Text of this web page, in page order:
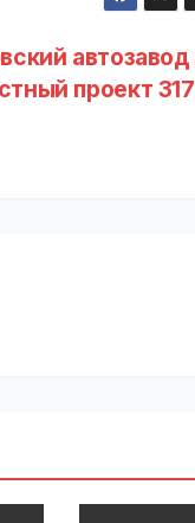
проект